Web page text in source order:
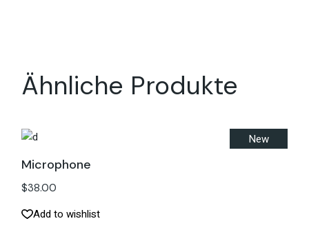
Ähnliche Produkte
New
Microphone
$38.00
Add to wishlist